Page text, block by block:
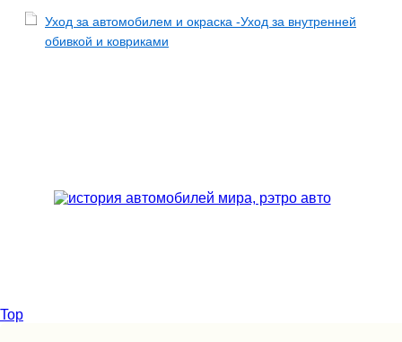
Уход за автомобилем и окраска -Уход за внутренней
обивкой и ковриками
Top